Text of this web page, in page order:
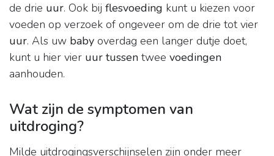
de drie uur. Ook bij flesvoeding kunt u kiezen voor
voeden op verzoek of ongeveer om de drie tot vier
uur. Als uw baby overdag een langer dutje doet,
kunt u hier vier uur tussen twee voedingen
aanhouden.
Wat zijn de symptomen van
uitdroging?
Milde uitdrogingsverschijnselen zijn onder meer